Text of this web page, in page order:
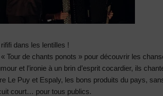
dans les lentilles !
Tour de chants ponots » pour découvrir les
et l’ironie à un brin d’esprit cocardier, ils
Le Puy et Espaly, les bons produits du pays,
court… pour tous publics.